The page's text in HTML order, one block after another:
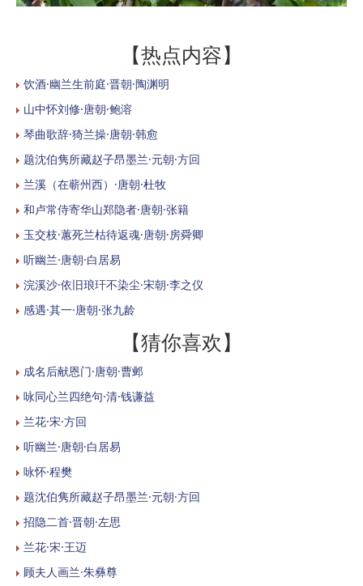
【热点内容】
饮酒·幽兰生前庭·晋朝·陶渊明
山中怀刘修·唐朝·鲍溶
琴曲歌辞·猗兰操·唐朝·韩愈
题沈伯隽所藏赵子昂墨兰·元朝·方回
兰溪（在蕲州西）·唐朝·杜牧
和卢常侍寄华山郑隐者·唐朝·张籍
玉交枝·蕙死兰枯待返魂·唐朝·房舜卿
听幽兰·唐朝·白居易
浣溪沙·依旧琅玕不染尘·宋朝·李之仪
感遇·其一·唐朝·张九龄
【猜你喜欢】
成名后献恩门·唐朝·曹邺
咏同心兰四绝句·清·钱谦益
兰花·宋·方回
听幽兰·唐朝·白居易
咏怀·程樊
题沈伯隽所藏赵子昂墨兰·元朝·方回
招隐二首·晋朝·左思
兰花·宋·王迈
顾夫人画兰·朱彝尊